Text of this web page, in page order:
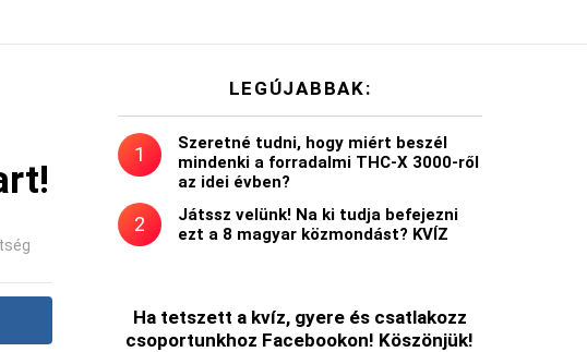
LEGÚJABBAK:
Szeretné tudni, hogy miért beszél
mindenki a forradalmi THC-X 3000-ről
az idei évben?
Játssz velünk! Na ki tudja befejezni
ezt a 8 magyar közmondást? KVÍZ
Ha tetszett a kvíz, gyere és csatlakozz
csoportunkhoz Facebookon! Köszönjük!